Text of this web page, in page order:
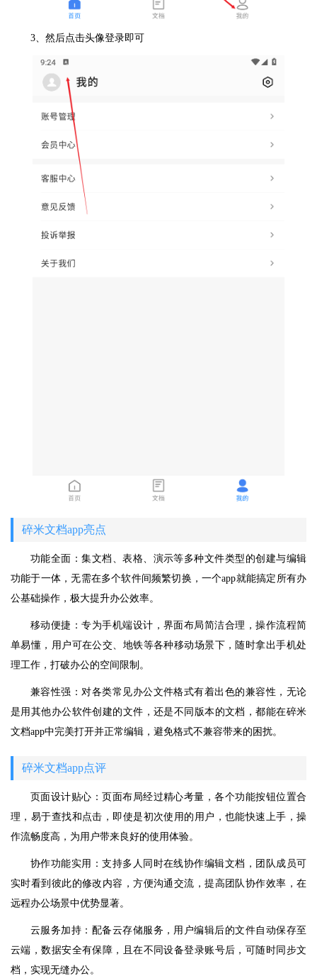
3、然后点击头像登录即可
碎米文档app亮点
功能全面：集文档、表格、演示等多种文件类型的创建与编辑
功能于一体，无需在多个软件间频繁切换，一个app就能搞定所有办
公基础操作，极大提升办公效率。
移动便捷：专为手机端设计，界面布局简洁合理，操作流程简
单易懂，用户可在公交、地铁等各种移动场景下，随时拿出手机处
理工作，打破办公的空间限制。
兼容性强：对各类常见办公文件格式有着出色的兼容性，无论
是用其他办公软件创建的文件，还是不同版本的文档，都能在碎米
文档app中完美打开并正常编辑，避免格式不兼容带来的困扰。
碎米文档app点评
页面设计贴心：页面布局经过精心考量，各个功能按钮位置合
理，易于查找和点击，即使是初次使用的用户，也能快速上手，操
作流畅度高，为用户带来良好的使用体验。
协作功能实用：支持多人同时在线协作编辑文档，团队成员可
实时看到彼此的修改内容，方便沟通交流，提高团队协作效率，在
远程办公场景中优势显著。
云服务加持：配备云存储服务，用户编辑后的文件自动保存至
云端，数据安全有保障，且在不同设备登录账号后，可随时同步文
档，实现无缝办公。